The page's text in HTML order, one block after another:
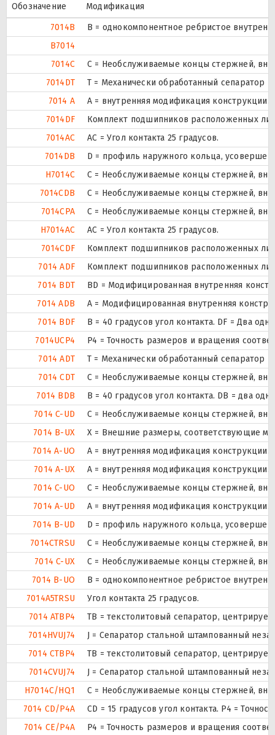
Обозначение
Модификация
7014B
B = однокомпонентное ребристое
B7014
7014C
С = Необслуживаемые концы стержней,
7014DT
T = Механически обработанный сепаратор
7014 A
A = внутренняя модификация конструкции.
7014DF
Комплект подшипников расположенных
7014AC
AC = Угол контакта 25 градусов.
7014DB
D = профиль наружного кольца,
H7014C
С = Необслуживаемые концы стержней,
7014CDB
С = Необслуживаемые концы стержней,
7014CPA
С = Необслуживаемые концы стержней,
H7014AC
AC = Угол контакта 25 градусов.
7014CDF
Комплект подшипников расположенных
7014 ADF
Комплект подшипников расположенных
7014 BDT
BD = Модифицированная внутренняя
7014 ADB
A = Модифицированная внутренняя
7014 BDF
B = 40 градусов угол контакта. DF = Два
7014UCP4
P4 = Точность размеров и вращения
7014 ADT
T = Механически обработанный сепаратор
7014 CDT
С = Необслуживаемые концы стержней,
7014 BDB
B = 40 градусов угол контакта. DB = два
7014 C-UD
С = Необслуживаемые концы стержней,
7014 B-UX
X = Внешние размеры, соответствующие
7014 A-UO
A = внутренняя модификация конструкции.
7014 A-UX
A = внутренняя модификация конструкции.
7014 C-UO
С = Необслуживаемые концы стержней,
7014 A-UD
A = внутренняя модификация конструкции.
7014 B-UD
D = профиль наружного кольца,
7014CTRSU
С = Необслуживаемые концы стержней,
7014 C-UX
С = Необслуживаемые концы стержней,
7014 B-UO
B = однокомпонентное ребристое
7014A5TRSU
Угол контакта 25 градусов.
7014 ATBP4
ТВ = текстолитовый сепаратор,
7014HVUJ74
J = Сепаратор стальной штампованный
7014 CTBP4
ТВ = текстолитовый сепаратор,
7014CVUJ74
J = Сепаратор стальной штампованный
H7014C/HQ1
С = Необслуживаемые концы стержней,
7014 CD/P4A
CD = 15 градусов угол контакта. P4 =
7014 CE/P4A
P4 = Точность размеров и вращения